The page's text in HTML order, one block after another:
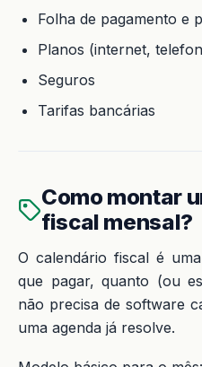
Folha de pagamento e
Planos (internet,
Seguros
Tarifas bancárias
Como montar
fiscal mensal?
O calendário fiscal é
que pagar, quanto (ou
não precisa de software
uma agenda já resolve.